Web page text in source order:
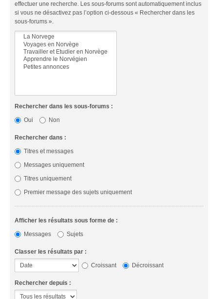
effectuer une recherche. Les sous-forums sont automatiquement inclus
si vous ne désactivez pas l’option ci-dessous « Rechercher dans les
sous-forums ».
Rechercher dans les sous-forums :
Oui
Non
Rechercher dans :
Titres et messages
Messages uniquement
Titres uniquement
Premier message des sujets uniquement
Afficher les résultats sous forme de :
Messages
Sujets
Classer les résultats par :
Croissant
Décroissant
Rechercher depuis :